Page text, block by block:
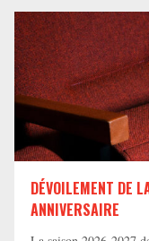
DÉVOILEMENT DE
ANNIVERSAIRE